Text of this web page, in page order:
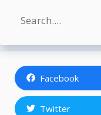
Search
Facebook
Twitter